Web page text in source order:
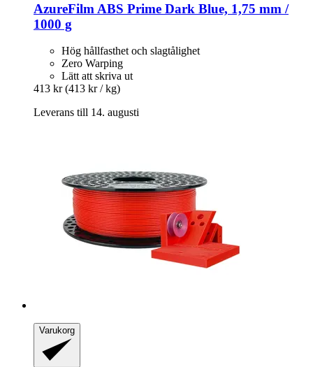
AzureFilm ABS Prime Dark Blue, 1,75 mm /
1000 g
Hög hållfasthet och slagtålighet
Zero Warping
Lätt att skriva ut
413 kr (413 kr / kg)
Leverans till 14. augusti
Varukorg